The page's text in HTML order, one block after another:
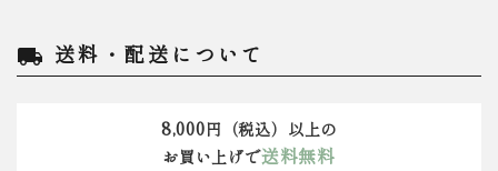
local_shipping 送料・配送について
8,000円（税込）以上の
お買い上げで送料無料